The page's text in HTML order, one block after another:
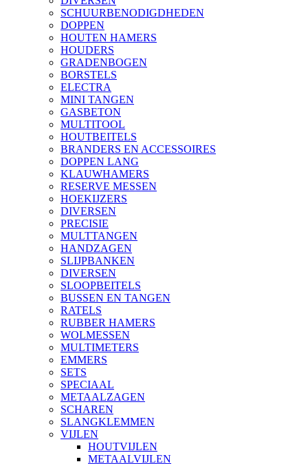
SCHUURBENODIGDHEDEN
DOPPEN
HOUTEN HAMERS
HOUDERS
GRADENBOGEN
BORSTELS
ELECTRA
MINI TANGEN
GASBETON
MULTITOOL
HOUTBEITELS
BRANDERS EN ACCESSOIRES
DOPPEN LANG
KLAUWHAMERS
RESERVE MESSEN
HOEKIJZERS
DIVERSEN
PRECISIE
MULTTANGEN
HANDZAGEN
SLIJPBANKEN
DIVERSEN
SLOOPBEITELS
BUSSEN EN TANGEN
RATELS
RUBBER HAMERS
WOLMESSEN
MULTIMETERS
EMMERS
SETS
SPECIAAL
METAALZAGEN
SCHAREN
SLANGKLEMMEN
VIJLEN
HOUTVIJLEN
METAALVIJLEN